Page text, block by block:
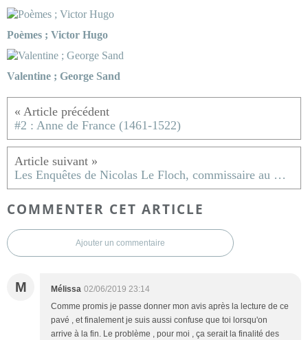
Poèmes ; Victor Hugo
Valentine ; George Sand
#2 : Anne de France (1461-1522)
Les Enquêtes de Nicolas Le Floch, commissaire au Châtelet, tome 6, Le Sang des Farines ; Jean-François Parot
COMMENTER CET ARTICLE
Ajouter un commentaire
M Mélissa 02/06/2019 23:14
Comme promis je passe donner mon avis après la lecture de ce
pavé , et finalement je suis aussi confuse que toi lorsqu'on
arrive à la fin. Le problème , pour moi , ça serait la finalité des